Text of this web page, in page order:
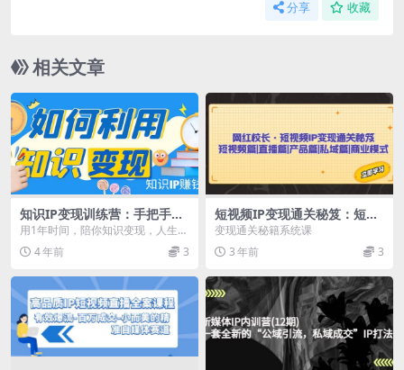
分享 收藏
相关文章
知识IP变现训练营：手把手带
你如何做知识IP赚钱，助你逆
袭人生
用1年时间，陪你知识变现，人生逆
袭。 心智钥匙 ·01知识IP赚钱的核
心逻辑 ·...
4 年前 3
短视频IP变现通关秘笈：短视
频篇 直播篇 产品篇 私域篇 商
业模式
变现通关秘籍系统课
3 年前
3